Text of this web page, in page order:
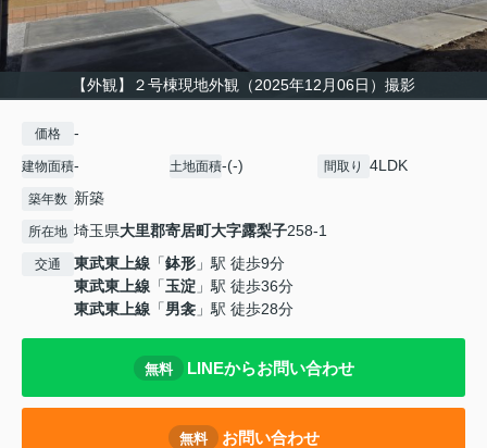
【外観】２号棟現地外観（2025年12月06日）撮影
価格 -
建物面積- 土地面積-(-) 間取り 4LDK
築年数 新築
所在地 埼玉県大里郡寄居町大字露梨子258-1
交通 東武東上線 「鉢形 」駅 徒歩9分
東武東上線 「玉淀 」駅 徒歩36分
東武東上線 「男衾 」駅 徒歩28分
無料 LINEからお問い合わせ
無料 お問い合わせ